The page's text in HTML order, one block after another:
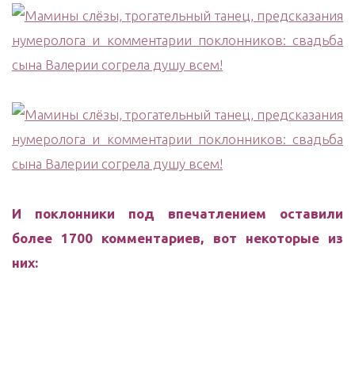
И поклонники под впечатлением оставили
более 1700 комментариев, вот некоторые из
них: